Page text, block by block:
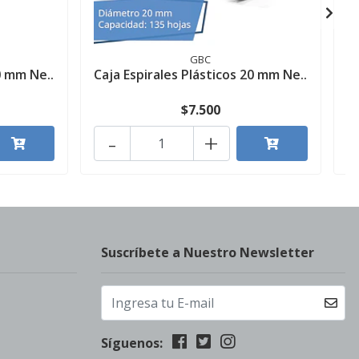
Ne..
GBC
Caja Espirales Plásticos 20 mm Ne..
$7.500
+
-
Suscríbete a Nuestro Newsletter
Síguenos: